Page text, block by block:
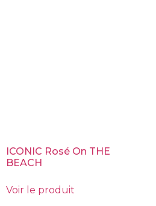
ICONIC Rosé On THE
BEACH
Voir le produit